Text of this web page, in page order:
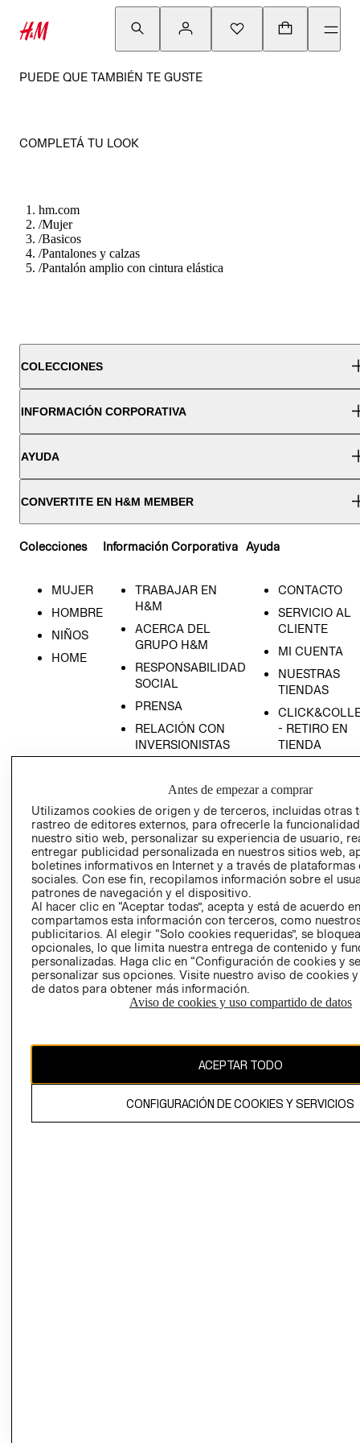
PUEDE QUE TAMBIÉN TE GUSTE
COMPLETÁ TU LOOK
hm.com
/Mujer
/Basicos
/Pantalones y calzas
/Pantalón amplio con cintura elástica
COLECCIONES
INFORMACIÓN CORPORATIVA
AYUDA
CONVERTITE EN H&M MEMBER
Colecciones
MUJER
HOMBRE
NIÑOS
HOME
Información Corporativa
TRABAJAR EN
H&M
ACERCA DEL
GRUPO H&M
RESPONSABILIDAD
SOCIAL
PRENSA
RELACIÓN CON
INVERSIONISTAS
EMPRESARIAL
Ayuda
CONTACTO
SERVICIO AL
CLIENTE
MI CUENTA
NUESTRAS
TIENDAS
- RETIRO EN
TIENDA
AVISO DE
PRIVACIDAD
GIFT CARD
AVISO DE
COOKIES
Uruguay ($U)
El contenido de esta página web está protegido por copyright y es
propiedad de H&M Hennes & Mauritz AB.
Antes de empezar a comprar
Utilizamos cookies de origen y de terceros, incluidas otras
rastreo de editores externos, para ofrecerle la
nuestro sitio web, personalizar su experiencia de usuario,
entregar publicidad personalizada en nuestros sitios web,
boletines informativos en Internet y a través de plataformas
sociales. Con ese fin, recopilamos información sobre el
patrones de navegación y el dispositivo.
Al hacer clic en “Aceptar todas”, acepta y está de acuerdo
compartamos esta información con terceros, como
publicitarios. Al elegir “Solo cookies requeridas”, se
opcionales, lo que limita nuestra entrega de contenido y
personalizadas. Haga clic en “Configuración de cookies y
personalizar sus opciones. Visite nuestro aviso de cookies
de datos para obtener más información.
Aviso de cookies y uso compartido de datos
ACEPTAR TODO
CONFIGURACIÓN DE COOKIES Y SERVICIOS